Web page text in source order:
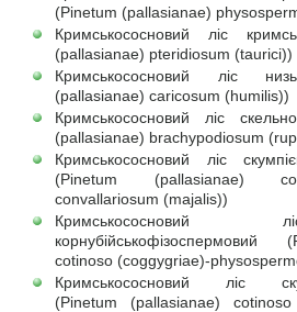
(Pinetum (pallasianae)
Кримськососновий ліс
(pallasianae) pteridiosum (taurici))
Кримськососновий ліс
(pallasianae) caricosum (humilis))
Кримськососновий ліс
(pallasianae) brachypodiosum
Кримськососновий ліс
(Pinetum (pallasianae)
convallariosum (majalis))
Кримськососновий
cotinoso (coggygriae)-
Кримськососновий ліс
(Pinetum (pallasianae) cotinoso